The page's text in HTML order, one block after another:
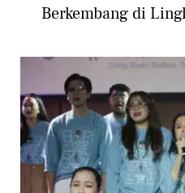
Berkembang di